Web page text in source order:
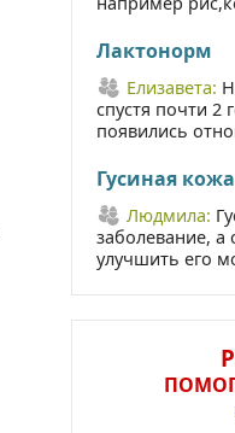
Лактонорм
Елизавета:
спустя почти 2
появились
Гусиная кожа
Людмила:
заболевание, а
улучшить его